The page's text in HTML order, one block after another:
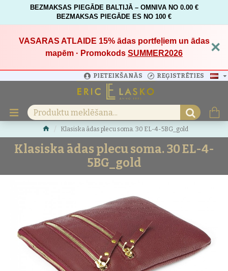
BEZMAKSAS PIEGĀDE BALTIJĀ – OMNIVA NO 0.00 €
BEZMAKSAS PIEGĀDE ES NO 100 €
VASARAS ATLAIDE 15%ādas portfeļiem un ādas
mapēm · Promokods SUMMER2026 ×
PIETEIKŠANĀS REĢISTRĒTIES
Klasiska ādas plecu soma. 30 EL-4-5BG_gold
Klasiska ādas plecu soma. 30 EL-4-
5BG_gold